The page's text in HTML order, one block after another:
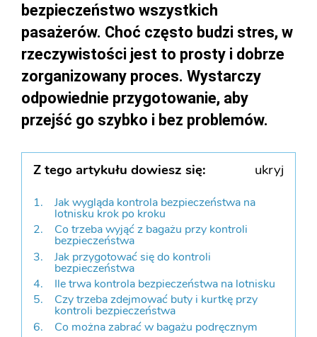
bezpieczeństwo wszystkich
pasażerów. Choć często budzi stres, w
rzeczywistości jest to prosty i dobrze
zorganizowany proces. Wystarczy
odpowiednie przygotowanie, aby
przejść go szybko i bez problemów.
Z tego artykułu dowiesz się: ukryj
Jak wygląda kontrola bezpieczeństwa na
lotnisku krok po kroku
Co trzeba wyjąć z bagażu przy kontroli
bezpieczeństwa
Jak przygotować się do kontroli
bezpieczeństwa
Ile trwa kontrola bezpieczeństwa na lotnisku
Czy trzeba zdejmować buty i kurtkę przy
kontroli bezpieczeństwa
Co można zabrać w bagażu podręcznym